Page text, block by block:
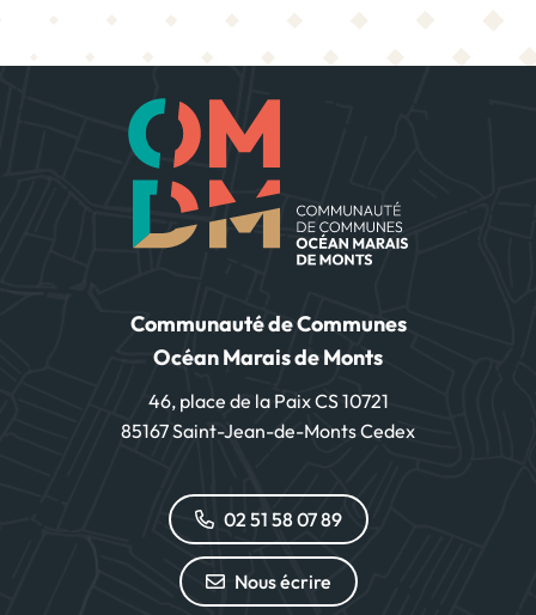
Communauté de Communes
Océan Marais de Monts
46, place de la Paix CS 10721
85167 Saint-Jean-de-Monts Cedex
02 51 58 07 89
Nous écrire